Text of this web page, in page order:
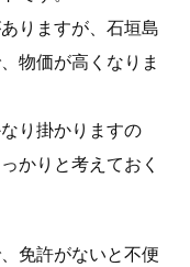
りますが、石垣島
物価が高くなりま
り掛かりますの
かりと考えておく
免許がないと不便